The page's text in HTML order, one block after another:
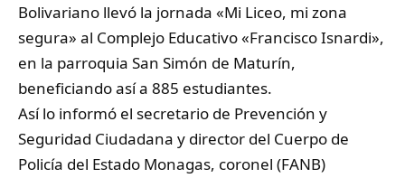
Bolivariano llevó la jornada «Mi Liceo, mi zona
segura» al Complejo Educativo «Francisco Isnardi»,
en la parroquia San Simón de Maturín,
beneficiando así a 885 estudiantes.
Así lo informó el secretario de Prevención y
Seguridad Ciudadana y director del Cuerpo de
Policía del Estado Monagas, coronel (FANB)